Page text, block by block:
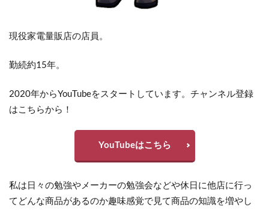
現役家電量販店の店員。
勤続約15年。
2020年からYouTubeをスタートしています。チャンネル登録
はこちらから！
YouTubeはこちら
私は日々の勉強やメーカーの勉強会などや休日に他店に行っ
てどんな商品があるのか趣味感覚で見て商品の知識を増やし